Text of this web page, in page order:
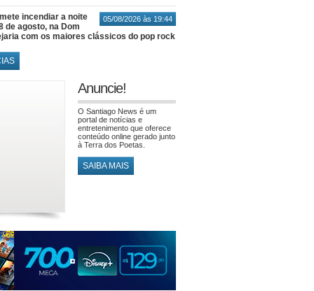
05/08/2026 às 19:44
incendiar a noite
de agosto, na Dom
com os maiores clássicos do pop rock
Anuncie!
O Santiago News é um
portal de notícias e
entretenimento que oferece
conteúdo online gerado junto
à Terra dos Poetas.
SAIBA MAIS